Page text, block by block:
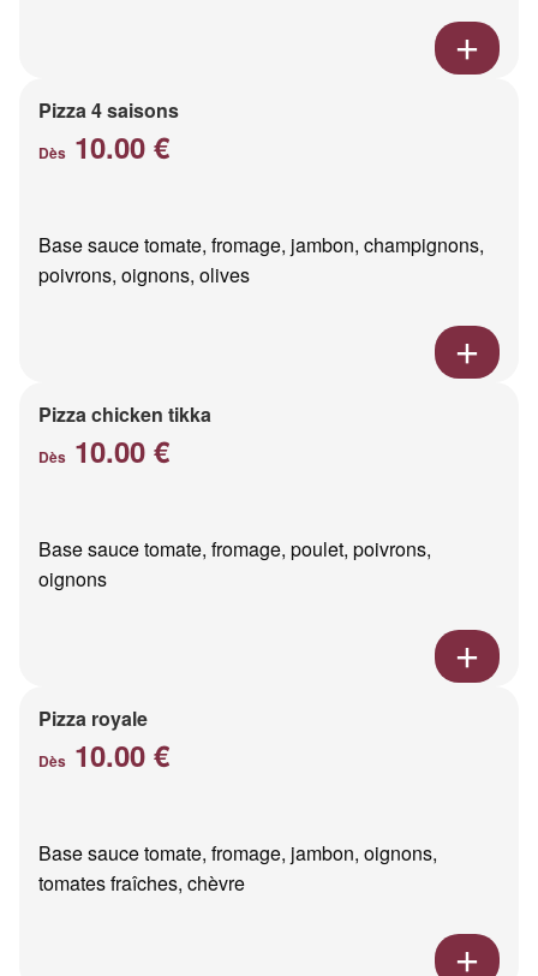
Pizza 4 saisons
Dès 10.00 €
Base sauce tomate, fromage, jambon, champignons,
poivrons, oignons, olives
Pizza chicken tikka
Dès 10.00 €
Base sauce tomate, fromage, poulet, poivrons,
oignons
Pizza royale
Dès 10.00 €
Base sauce tomate, fromage, jambon, oignons,
tomates fraîches, chèvre